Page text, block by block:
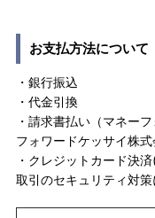
お支払方法について
・銀行振込
・代金引換
・請求書払い（マネー
フォワードケッサイ株式
・クレジットカード決
取引のセキュリティ対